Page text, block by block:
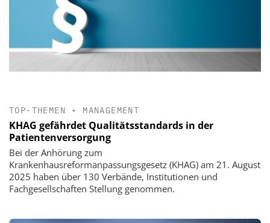
TOP-THEMEN • MANAGEMENT
KHAG gefährdet Qualitätsstandards in der
Patientenversorgung
Bei der Anhörung zum
Krankenhausreformanpassungsgesetz (KHAG) am 21. August
2025 haben über 130 Verbände, Institutionen und
Fachgesellschaften Stellung genommen.